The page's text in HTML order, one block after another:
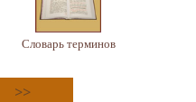
Словарь терминов
>>